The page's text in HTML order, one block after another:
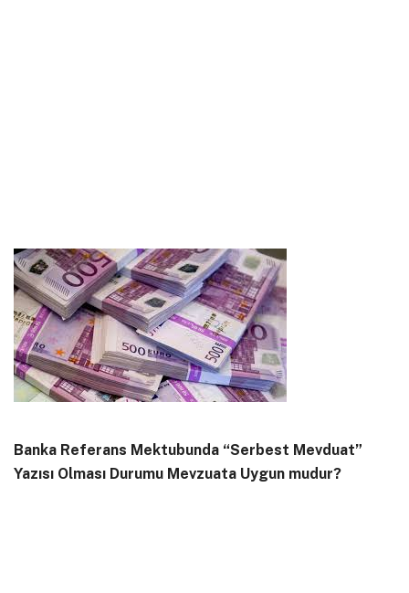
Banka Referans Mektubunda “Serbest Mevduat”
Yazısı Olması Durumu Mevzuata Uygun mudur?